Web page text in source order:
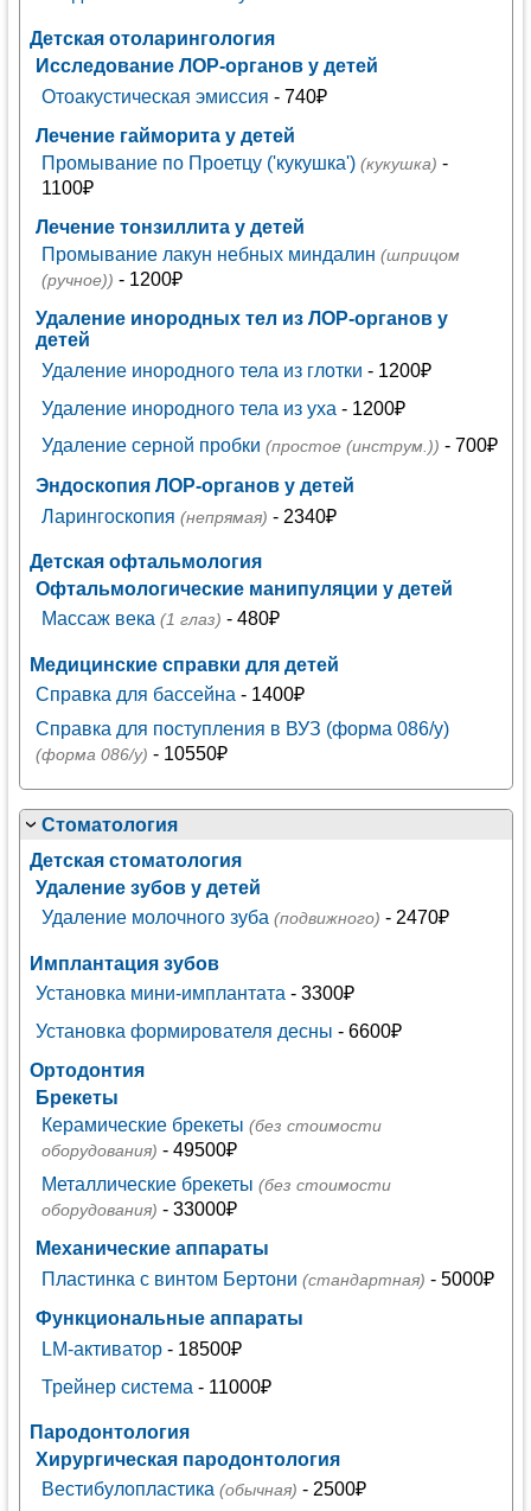
Детская отоларингология
Исследование ЛОР-органов у детей
Отоакустическая эмиссия - 740₽
Лечение гайморита у детей
Промывание по Проетцу ('кукушка') (кукушка) -
1100₽
Лечение тонзиллита у детей
Промывание лакун небных миндалин (шприцом
(ручное)) - 1200₽
Удаление инородных тел из ЛОР-органов у
детей
Удаление инородного тела из глотки - 1200₽
Удаление инородного тела из уха - 1200₽
Удаление серной пробки (простое (инструм.)) - 700₽
Эндоскопия ЛОР-органов у детей
Ларингоскопия (непрямая) - 2340₽
Детская офтальмология
Офтальмологические манипуляции у детей
Массаж века (1 глаз) - 480₽
Медицинские справки для детей
Справка для бассейна - 1400₽
Справка для поступления в ВУЗ (форма 086/у)
(форма 086/у) - 10550₽
Стоматология
Детская стоматология
Удаление зубов у детей
Удаление молочного зуба (подвижного) - 2470₽
Имплантация зубов
Установка мини-имплантата - 3300₽
Установка формирователя десны - 6600₽
Ортодонтия
Брекеты
Керамические брекеты (без стоимости
оборудования) - 49500₽
Металлические брекеты (без стоимости
оборудования) - 33000₽
Механические аппараты
Пластинка с винтом Бертони (стандартная) - 5000₽
Функциональные аппараты
LM-активатор- 18500₽
Трейнер система - 11000₽
Пародонтология
Хирургическая пародонтология
Вестибулопластика (обычная) - 2500₽